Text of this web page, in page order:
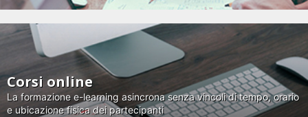
Corsi online
La formazione e-learning asincrona senza vincoli di tempo, orario
e ubicazione fisica dei partecipanti